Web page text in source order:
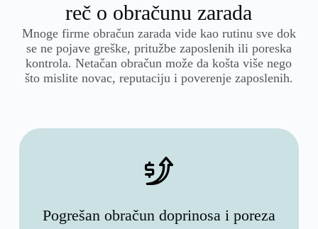
reč o obračunu zarada
Mnoge firme obračun zarada vide kao rutinu sve dok
se ne pojave greške, pritužbe zaposlenih ili poreska
kontrola. Netačan obračun može da košta više nego
što mislite novac, reputaciju i poverenje zaposlenih.
Pogrešan obračun doprinosa i poreza